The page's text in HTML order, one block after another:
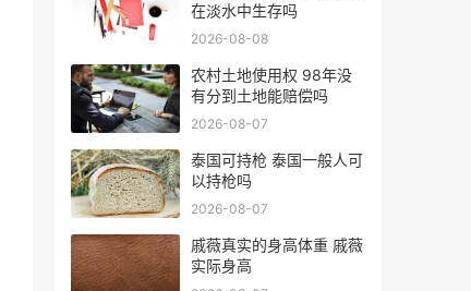
在淡水中生存吗
2026-08-08
农村土地使用权 98年没
有分到土地能赔偿吗
2026-08-07
泰国可持枪 泰国一般人可
以持枪吗
2026-08-07
戚薇真实的身高体重 戚薇
实际身高